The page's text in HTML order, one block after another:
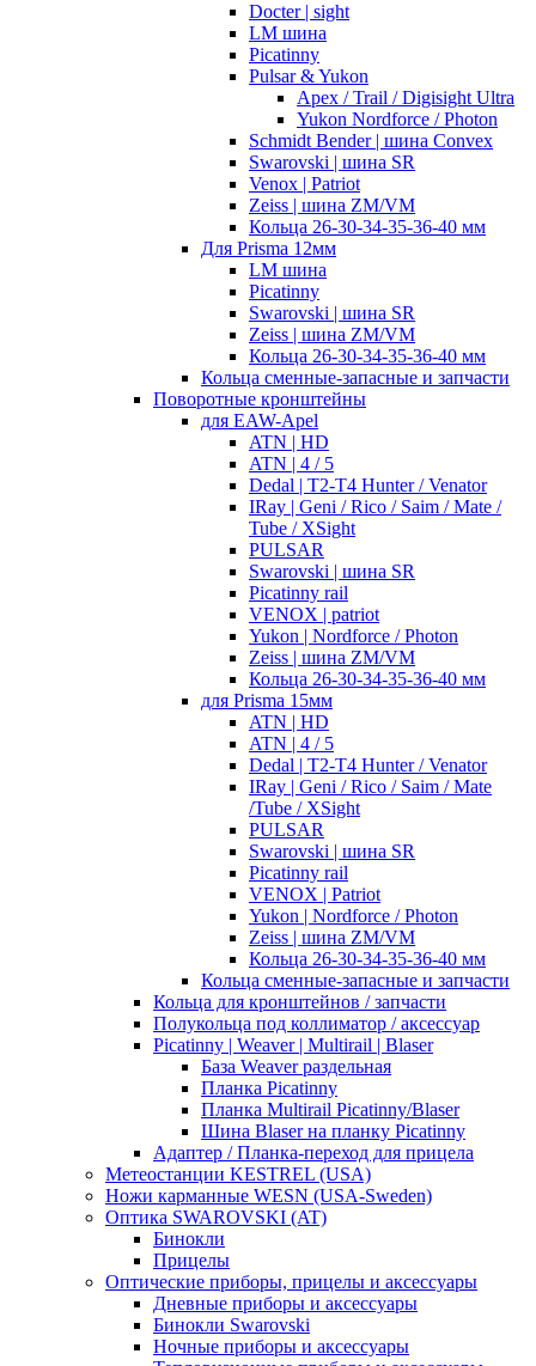
Docter | sight
LM шина
Picatinny
Pulsar & Yukon
Apex / Trail / Digisight Ultra
Yukon Nordforce / Photon
Schmidt Bender | шина Convex
Swarovski | шина SR
Venox | Patriot
Zeiss | шина ZM/VM
Кольца 26-30-34-35-36-40 мм
Для Prisma 12мм
LM шина
Picatinny
Swarovski | шина SR
Zeiss | шина ZM/VM
Кольца 26-30-34-35-36-40 мм
Кольца сменные-запасные и запчасти
Поворотные кронштейны
для EAW-Apel
ATN | HD
ATN | 4 / 5
Dedal | T2-T4 Hunter / Venator
IRay | Geni / Rico / Saim / Mate /
Tube / XSight
PULSAR
Swarovski | шина SR
Picatinny rail
VENOX | patriot
Yukon | Nordforce / Photon
Zeiss | шина ZM/VM
Кольца 26-30-34-35-36-40 мм
для Prisma 15мм
ATN | HD
ATN | 4 / 5
Dedal | T2-T4 Hunter / Venator
IRay | Geni / Rico / Saim / Mate
/Tube / XSight
PULSAR
Swarovski | шина SR
Picatinny rail
VENOX | Patriot
Yukon | Nordforce / Photon
Zeiss | шина ZM/VM
Кольца 26-30-34-35-36-40 мм
Кольца сменные-запасные и запчасти
Кольца для кронштейнов / запчасти
Полукольца под коллиматор / аксессуар
Picatinny | Weaver | Multirail | Blaser
База Weaver раздельная
Планка Picatinny
Планка Multirail Picatinny/Blaser
Шина Blaser на планку Picatinny
Адаптер / Планка-переход для прицела
Метеостанции KESTREL (USA)
Ножи карманные WESN (USA-Sweden)
Оптика SWAROVSKI (AT)
Бинокли
Прицелы
Оптические приборы, прицелы и аксессуары
Дневные приборы и аксессуары
Бинокли Swarovski
Ночные приборы и аксессуары